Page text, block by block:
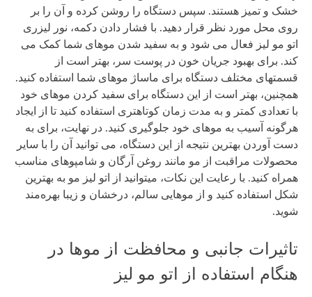
خشک و تمیز هستند. سپس دستگاه را روشن کرده و آن را بر
روی محل مورد نظر قرار دهید. با فشار دادن دکمه، نور لیزری
اتو مو لیز فعال می شود و به سفید شدن موهای شما کمک می
کند. برای بهبود جریان خون در پوست سر، بهتر است از
قسمتهای مختلف دستگاه برای ماساژ موهای شما استفاده کنید.
همچنین، بهتر است از این دستگاه برای سفید کردن موهای خود
با تعدادی کمتر و به مدت زمان کوتاهتری استفاده کنید تا از ایجاد
هرگونه آسیب به موهای خود جلوگیری کنید. در نهایت، برای به
دست آوردن بهترین نتیجه از این دستگاه، می توانید آن را با سایر
محصولات مراقبت از مو مانند روغن آرگان و شامپو‌های مناسب
همراه کنید. با رعایت این نکات، میتوانید از اتو لیز مو به بهترین
شکل استفاده کنید و از موهایی سالم، درخشان و زیبا بهره‌مند
شوید.
تاثیرات جانبی و محافظت از موها در
هنگام استفاده از اتو مو لیز